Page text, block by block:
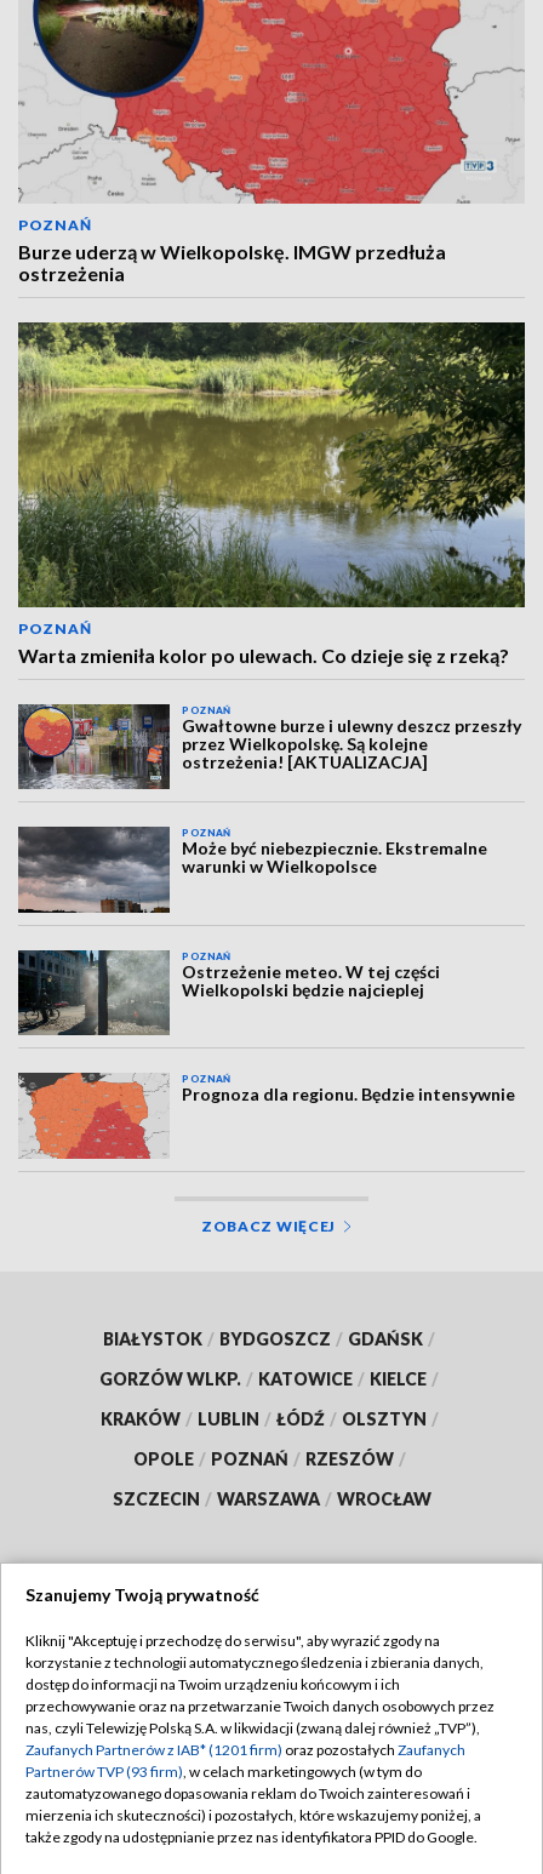
POZNAŃ
Burze uderzą w Wielkopolskę. IMGW przedłuża
ostrzeżenia
POZNAŃ
Warta zmieniła kolor po ulewach. Co dzieje się z rzeką?
POZNAŃ
Gwałtowne burze i ulewny deszcz przeszły
przez Wielkopolskę. Są kolejne
ostrzeżenia! [AKTUALIZACJA]
POZNAŃ
Może być niebezpiecznie. Ekstremalne
warunki w Wielkopolsce
POZNAŃ
Ostrzeżenie meteo. W tej części
Wielkopolski będzie najcieplej
POZNAŃ
Prognoza dla regionu. Będzie intensywnie
ZOBACZ WIĘCEJ
BIAŁYSTOK / BYDGOSZCZ / GDAŃSK /
GORZÓW WLKP. / KATOWICE / KIELCE /
KRAKÓW / LUBLIN / ŁÓDŹ / OLSZTYN /
OPOLE / POZNAŃ / RZESZÓW /
SZCZECIN / WARSZAWA / WROCŁAW
TVP
Abonament TVP
Emisja w TVP
Centrum informacji TVP
Naziemna Telewizja Cyfrowa
Regulamin TVP
Polityka prywatności
Moje zgody
Pomoc
Szanujemy Twoją prywatność
Kliknij "Akceptuję i przechodzę do serwisu", aby wyrazić zgody na
korzystanie z technologii automatycznego śledzenia i zbierania danych,
dostęp do informacji na Twoim urządzeniu końcowym i ich
przechowywanie oraz na przetwarzanie Twoich danych osobowych przez
nas, czyli Telewizję Polską S.A. w likwidacji (zwaną dalej również „TVP”),
Zaufanych Partnerów z IAB* (1201 firm) oraz pozostałych Zaufanych
Partnerów TVP (93 firm), w celach marketingowych (w tym do
zautomatyzowanego dopasowania reklam do Twoich zainteresowań i
mierzenia ich skuteczności) i pozostałych, które wskazujemy poniżej, a
także zgody na udostępnianie przez nas identyfikatora PPID do Google.